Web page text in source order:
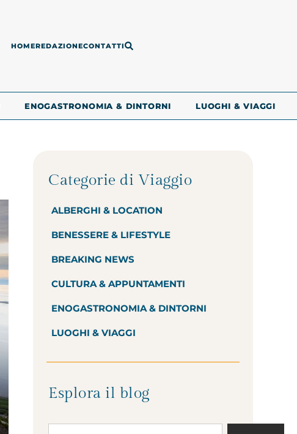
HOMEREDAZIONECONTATTI
ENOGASTRONOMIA & DINTORNI LUOGHI & VIAGGI
Categorie di Viaggio
ALBERGHI & LOCATION
BENESSERE & LIFESTYLE
BREAKING NEWS
CULTURA & APPUNTAMENTI
ENOGASTRONOMIA & DINTORNI
LUOGHI & VIAGGI
Esplora il blog